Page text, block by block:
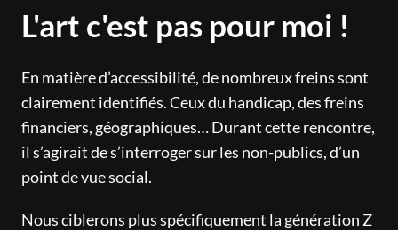
L'art c'est pas pour moi !
En matière d’accessibilité, de nombreux freins sont
clairement identifiés. Ceux du handicap, des freins
financiers, géographiques… Durant cette rencontre,
il s’agirait de s’interroger sur les non-publics, d’un
point de vue social.
Nous ciblerons plus spécifiquement la génération Z